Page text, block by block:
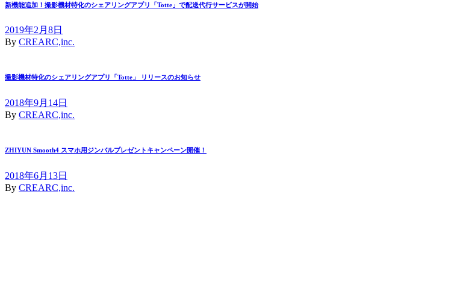
新機能追加！撮影機材特化のシェアリングアプリ「Totte」で配送代行サービスが開始
2019年2月8日
By CREARC,inc.
撮影機材特化のシェアリングアプリ「Totte」 リリースのお知らせ
2018年9月14日
By CREARC,inc.
ZHIYUN Smooth4 スマホ用ジンバルプレゼントキャンペーン開催！
2018年6月13日
By CREARC,inc.